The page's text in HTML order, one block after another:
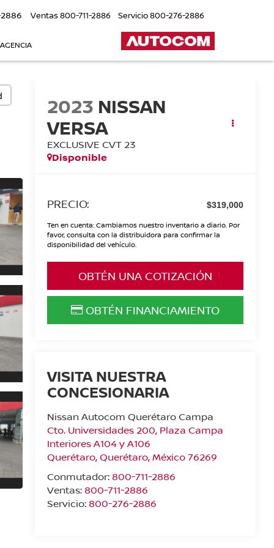
Ventas800-711-2886 Servicio800-276-2886
2023 NISSAN
VERSA
EXCLUSIVE CVT 23
Disponible
PRECIO: $319,000
Ten en cuenta: Cambiamos nuestro inventario a diario. Por
favor, consulta con la distribuidora para confirmar la
disponibilidad del vehículo.
OBTÉN UNA COTIZACIÓN
OBTÉN FINANCIAMIENTO
VISITA NUESTRA
CONCESIONARIA
Nissan Autocom Querétaro Campa
Cto. Universidades 200, Plaza Campa
Interiores A104 y A106
Querétaro,Querétaro, México76269
Conmutador: 800-711-2886
Ventas: 800-711-2886
Servicio: 800-276-2886